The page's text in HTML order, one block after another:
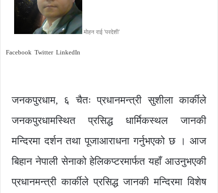
मोहन राई 'परदेशी'
Facebook Twitter LinkedIn
जनकपुरधाम, ६ चैतः प्रधानमन्त्री सुशीला कार्कीले
जनकपुरधामस्थित प्रसिद्ध धार्मिकस्थल जानकी
मन्दिरमा दर्शन तथा पूजाआराधना गर्नुभएको छ । आज
बिहान नेपाली सेनाको हेलिकप्टरमार्फत यहाँ आउनुभएकी
प्रधानमन्त्री कार्कीले प्रसिद्ध जानकी मन्दिरमा विशेष